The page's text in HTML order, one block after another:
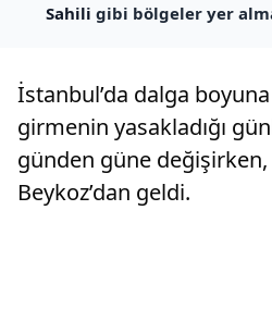
Sahili gibi bölgeler yer
İstanbul’da dalga
girmenin yasakladığı
günden güne
Beykoz’dan geldi.